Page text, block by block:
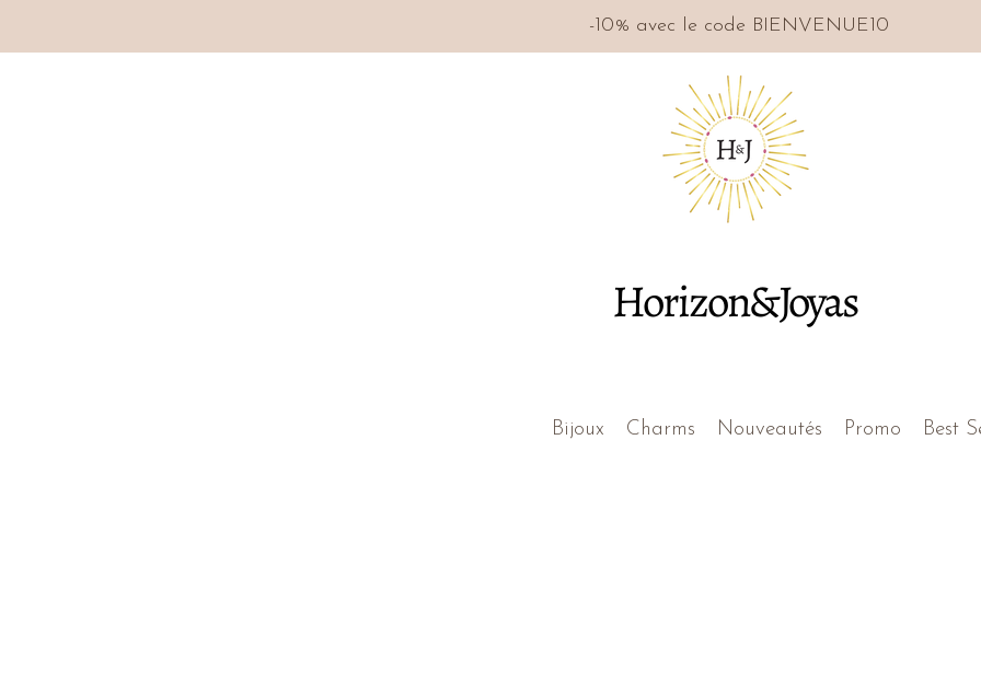
Horizon&Joyas
Bijoux Charms Nouveautés Promo Best
-10% avec le code BIENVENUE10